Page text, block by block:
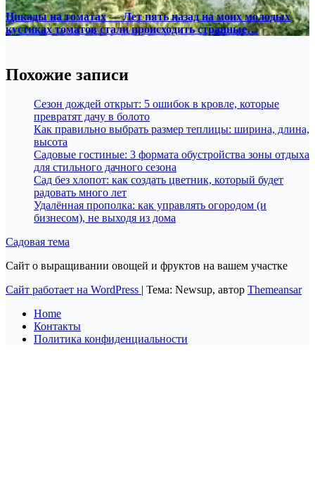
Цикады на томатах — Лет пять назад на моих молодых
кустиках томатов стали происходить странные…
Похожие записи
Сезон дождей открыт: 5 ошибок в кровле, которые
превратят дачу в болото
Как правильно выбрать размер теплицы: ширина, длина,
высота
Садовые гостиные: 3 формата обустройства зоны отдыха
для стильного дачного сезона
Сад без хлопот: как создать цветник, который будет
радовать много лет
Удалённая прополка: как управлять огородом (и
бизнесом), не выходя из дома
Садовая тема
Сайт о выращивании овощей и фруктов на вашем участке
Сайт работает на WordPress | Тема: Newsup, автор Themeansar
Home
Контакты
Политика конфиденциальности